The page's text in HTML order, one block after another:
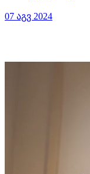
07 აგვ 2024